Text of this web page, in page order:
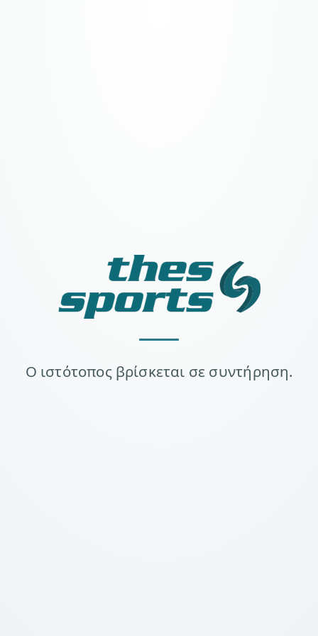
Ο ιστότοπος βρίσκεται σε συντήρηση.